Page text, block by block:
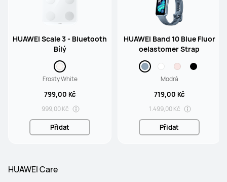
HUAWEI Scale 3 - Bluetooth
Bílý
Frosty White
799,00 Kč
999,00 Kč
Přidat
HUAWEI Band 10 Blue Fluor
oelastomer Strap
Modrá
719,00 Kč
1.499,00 Kč
Přidat
HUAWEI Care